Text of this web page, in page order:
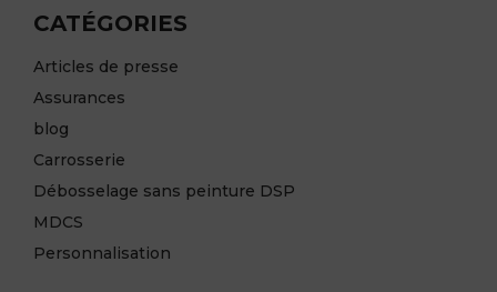
CATÉGORIES
Articles de presse
Assurances
blog
Carrosserie
Débosselage sans peinture DSP
MDCS
Personnalisation